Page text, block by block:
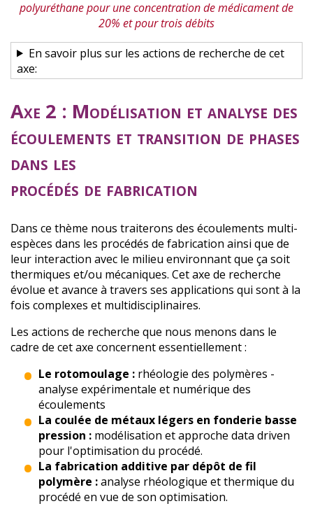
polyuréthane pour une concentration de médicament de
20% et pour trois débits
En savoir plus sur les actions de recherche de cet
axe:
Axe 2 : Modélisation et analyse des
écoulements et transition de phases
dans les
procédés de fabrication
Dans ce thème nous traiterons des écoulements multi-
espèces dans les procédés de fabrication ainsi que de
leur interaction avec le milieu environnant que ça soit
thermiques et/ou mécaniques. Cet axe de recherche
évolue et avance à travers ses applications qui sont à la
fois complexes et multidisciplinaires.
Les actions de recherche que nous menons dans le
cadre de cet axe concernent essentiellement :
Le rotomoulage : rhéologie des polymères -
analyse expérimentale et numérique des
écoulements
La coulée de métaux légers en fonderie basse
pression : modélisation et approche data driven
pour l'optimisation du procédé.
La fabrication additive par dépôt de fil
polymère :analyse rhéologique et thermique du
procédé en vue de son optimisation.